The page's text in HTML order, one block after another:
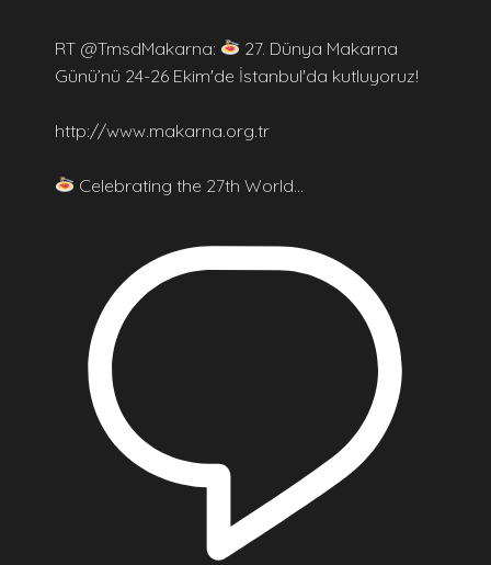
RT @TmsdMakarna:
27. Dünya Makarna
Günü’nü 24-26 Ekim'de İstanbul'da kutluyoruz!
http://www.makarna.org.tr
Celebrating the 27th World…